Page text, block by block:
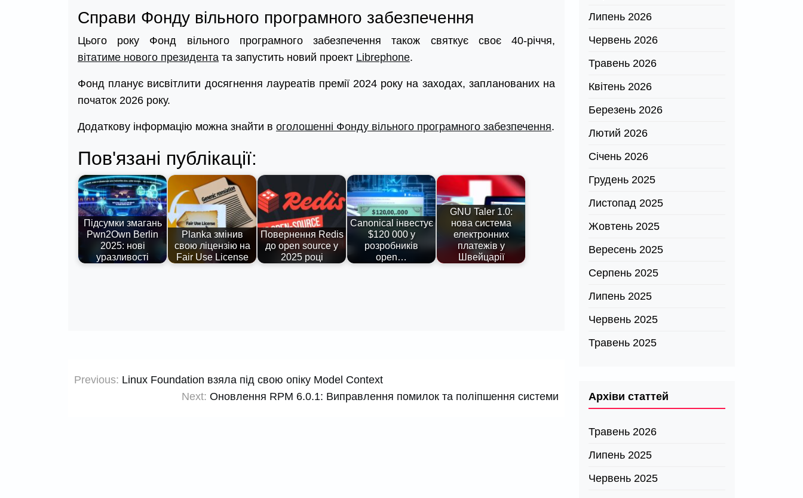
Справи Фонду вільного програмного забезпечення
Цього року Фонд вільного програмного забезпечення також святкує своє 40-річчя,
вітатиме нового президента та запустить новий проект Librephone.
Фонд планує висвітлити досягнення лауреатів премії 2024 року на заходах, запланованих на
початок 2026 року.
Додаткову інформацію можна знайти в оголошенні Фонду вільного програмного забезпечення.
Пов'язані публікації:
Підсумки змагань
Pwn2Own Berlin
2025: нові
уразливості
Planka змінив
свою ліцензію на
Fair Use License
Повернення Redis
до open source у
2025 році
Canonical інвестує
$120 000 у
розробників
open…
GNU Taler 1.0:
нова система
електронних
платежів у
Швейцарії
Навігація
Previous: Linux Foundation взяла під свою опіку Model Context
Next: Оновлення RPM 6.0.1: Виправлення помилок та поліпшення системи
Липень 2026
Червень 2026
Травень 2026
Квітень 2026
Березень 2026
Лютий 2026
Січень 2026
Грудень 2025
Листопад 2025
Жовтень 2025
Вересень 2025
Серпень 2025
Липень 2025
Червень 2025
Травень 2025
Архіви статтей
Травень 2026
Липень 2025
Червень 2025